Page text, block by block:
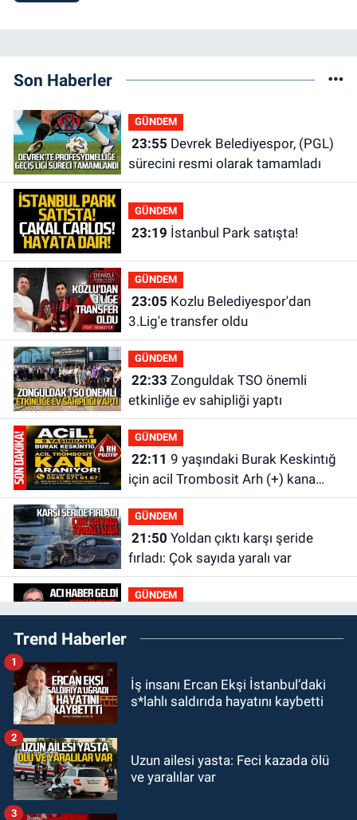
Son Haberler
GÜNDEM
23:55
sürecini resmi olarak tamamladı
GÜNDEM
23:19 İstanbul Park satışta!
GÜNDEM
23:05
3.Lig'e transfer oldu
GÜNDEM
22:33
etkinliğe ev sahipliği yaptı
GÜNDEM
22:11
için acil Trombosit Arh (+) kana
ihtiyaç var
GÜNDEM
21:50
fırladı: Çok sayıda yaralı var
GÜNDEM
21:38Ercüment Ünal'dan acık
haber geldi: Ameliyata dayanamadı
21:12Yönetim kulübü önce borç
batağına soktu şimdi de görevden
20:56Otomobilin çarptığı yaşlı
Trend Haberler
İş insanı Ercan Ekşi İstanbul’daki
s*lahlı saldırıda hayatını kaybetti
1
Uzun ailesi yasta: Feci kazada ölü
ve yaralılar var
2
3